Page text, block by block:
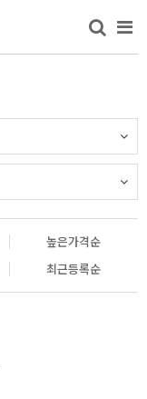
높은가격순
최근등록순